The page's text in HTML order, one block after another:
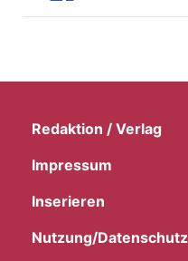
Redaktion / Verlag
Impressum
Inserieren
Nutzung/Datenschutz